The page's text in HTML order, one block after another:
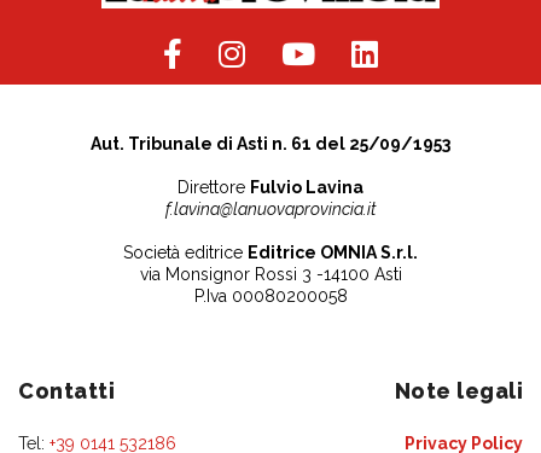
Aut. Tribunale di Asti n. 61 del 25/09/1953
Direttore Fulvio Lavina
f.lavina@lanuovaprovincia.it
Società editrice Editrice OMNIA S.r.l.
via Monsignor Rossi 3 -14100 Asti
P.Iva 00080200058
Contatti
Tel: +39 0141 532186
Note legali
Privacy Policy